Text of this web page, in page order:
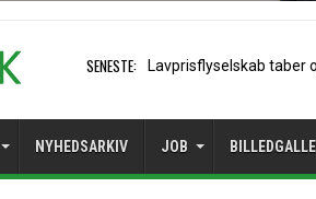
SENESTE: A320neo på Icelandairs
NYHEDSARKIV JOB